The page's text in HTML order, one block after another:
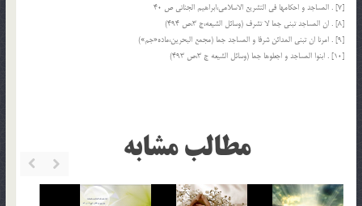
[7] . المساجد و احکامها فى التشریع الاسلامى،ابراهیم الجناتى ص 40
[8] . ان المساجد تبنى جما لا تشرف (وسائل الشیعه،ج 3،ص 494)
[9] . امرنا ان تبنى المدائن شرفا و المساجد جما (مجمع البحرین،ماده‏«جم‏»)
[10] . ابنوا المساجد و اجعلوها جما (وسائل الشیعه ج 3،ص 493)
مطالب مشابه